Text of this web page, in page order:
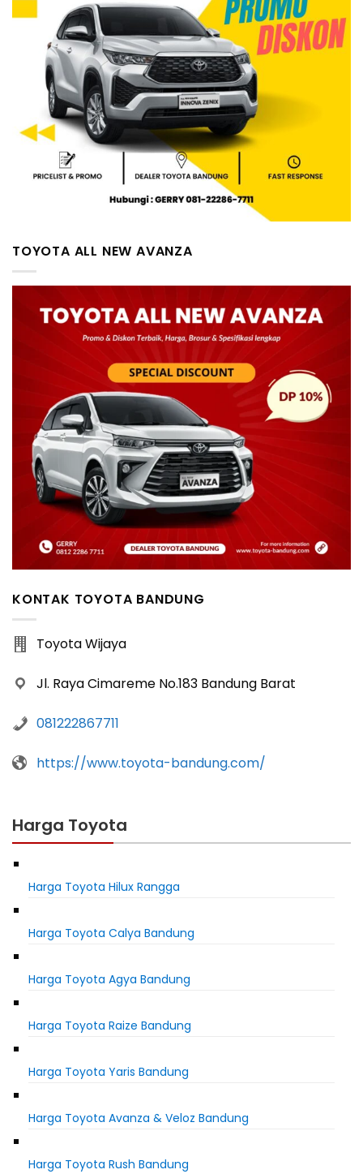
TOYOTA ALL NEW AVANZA
KONTAK TOYOTA BANDUNG
Toyota Wijaya
Jl. Raya Cimareme No.183 Bandung Barat
081222867711
https://www.toyota-bandung.com/
Harga Toyota
Harga Toyota Hilux Rangga
Harga Toyota Calya Bandung
Harga Toyota Agya Bandung
Harga Toyota Raize Bandung
Harga Toyota Yaris Bandung
Harga Toyota Avanza & Veloz Bandung
Harga Toyota Rush Bandung